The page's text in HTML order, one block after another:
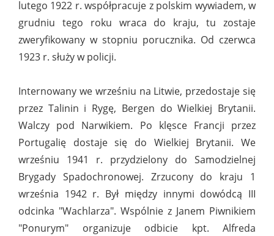
lutego 1922 r. współpracuje z polskim wywiadem, w
grudniu tego roku wraca do kraju, tu zostaje
zweryfikowany w stopniu porucznika. Od czerwca
1923 r. służy w policji.
Internowany we wrześniu na Litwie, przedostaje się
przez Talinin i Rygę, Bergen do Wielkiej Brytanii.
Walczy pod Narwikiem. Po klęsce Francji przez
Portugalię dostaje się do Wielkiej Brytanii. We
wrześniu 1941 r. przydzielony do Samodzielnej
Brygady Spadochronowej. Zrzucony do kraju 1
września 1942 r. Był między innymi dowódcą III
odcinka "Wachlarza". Wspólnie z Janem Piwnikiem
"Ponurym" organizuje odbicie kpt. Alfreda